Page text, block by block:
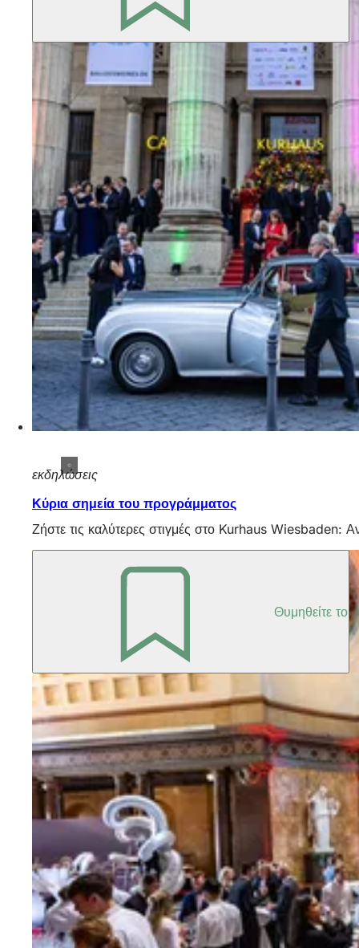
εκδηλώσεις
Κύρια σημεία του προγράμματος
Ζήστε τις καλύτερες στιγμές στο Kurhaus Wiesbaden:
Θυμηθείτε το